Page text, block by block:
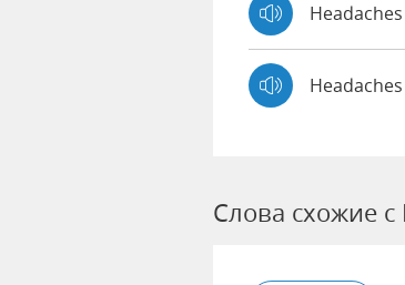
Слова схожие с